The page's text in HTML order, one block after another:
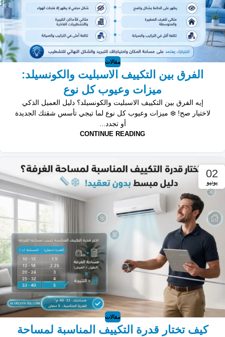
مقالات
الفرق بين التكييف الاسبليت والكونسيلد:
ميزات وعيوب كل نوع
إيه الفرق بين التكييف الاسبليت والكونسيلد؟ دليل العميل الذكي
لاختيار صح! ❄️ ميزات وعيوب كل نوع لما تيجي تأسس شقتك الجديدة
أو تجدد...
CONTINUE READING
02
يونيو
مقالات
كيف تختار قدرة التكييف المناسبة لمساحة